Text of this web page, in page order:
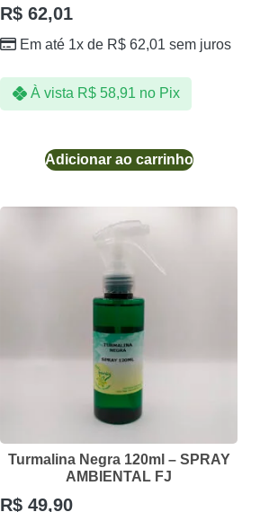
R$ 62,01
Em até 1x de R$ 62,01 sem juros
À vista R$58,91 no Pix
Adicionar ao carrinho
Turmalina Negra 120ml – SPRAY
AMBIENTAL FJ
R$ 49,90